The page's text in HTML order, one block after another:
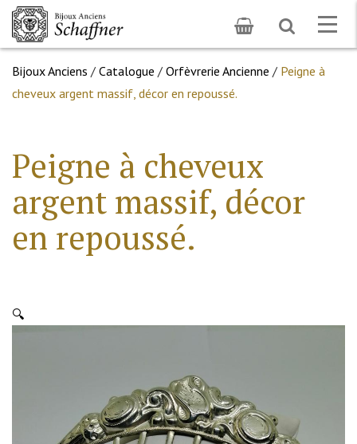
Toggle
search
Bijoux Anciens / Catalogue / Orfèvrerie Ancienne / Peigne à
cheveux argent massif, décor en repoussé.
Peigne à cheveux
argent massif, décor
en repoussé.
🔍